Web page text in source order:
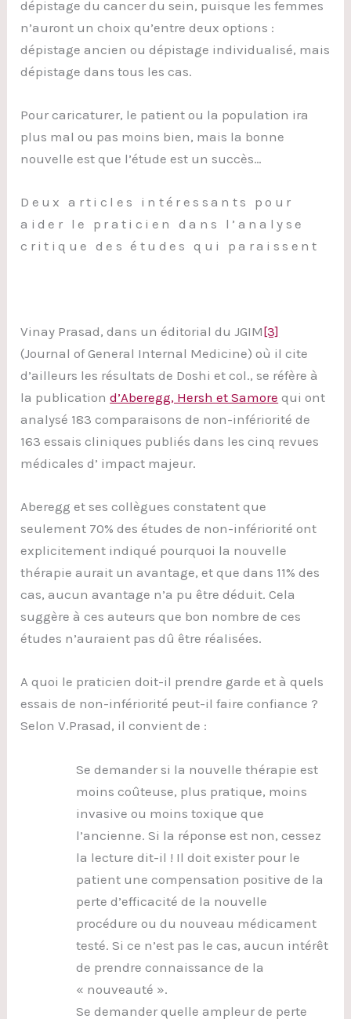
dépistage du cancer du sein, puisque les femmes
n’auront un choix qu’entre deux options :
dépistage ancien ou dépistage individualisé, mais
dépistage dans tous les cas.
Pour caricaturer, le patient ou la population ira
plus mal ou pas moins bien, mais la bonne
nouvelle est que l’étude est un succès…
Deux articles intéressants pour
aider le praticien dans l’analyse
critique des études qui paraissent
Vinay Prasad, dans un éditorial du JGIM[3]
(Journal of General Internal Medicine) où il cite
d’ailleurs les résultats de Doshi et col., se réfère à
la publicationd’Aberegg, Hersh et Samore qui ont
analysé 183 comparaisons de non-infériorité de
163 essais cliniques publiés dans les cinq revues
médicales d’ impact majeur.
Aberegg et ses collègues constatent que
seulement 70% des études de non-infériorité ont
explicitement indiqué pourquoi la nouvelle
thérapie aurait un avantage, et que dans 11% des
cas, aucun avantage n’a pu être déduit. Cela
suggère à ces auteurs que bon nombre de ces
études n’auraient pas dû être réalisées.
A quoi le praticien doit-il prendre garde et à quels
essais de non-infériorité peut-il faire confiance ?
Selon V.Prasad, il convient de :
Se demander si la nouvelle thérapie est
moins coûteuse, plus pratique, moins
invasive ou moins toxique que
l’ancienne. Si la réponse est non, cessez
la lecture dit-il ! Il doit exister pour le
patient une compensation positive de la
perte d’efficacité de la nouvelle
procédure ou du nouveau médicament
testé. Si ce n’est pas le cas, aucun intérêt
de prendre connaissance de la
« nouveauté ».
Se demander quelle ampleur de perte